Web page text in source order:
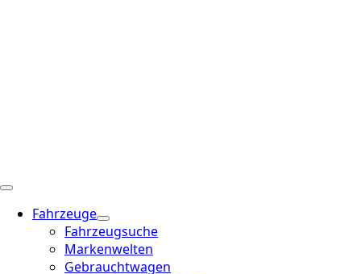
Fahrzeuge
Fahrzeugsuche
Markenwelten
Gebrauchtwagen